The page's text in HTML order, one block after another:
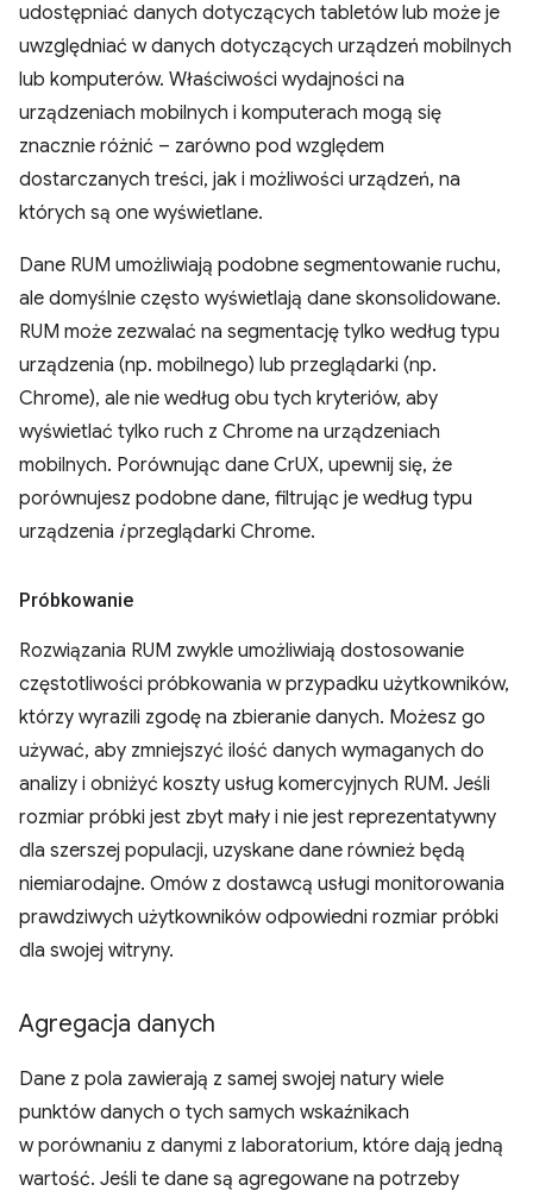
udostępniać danych dotyczących tabletów lub może je
uwzględniać w danych dotyczących urządzeń mobilnych
lub komputerów. Właściwości wydajności na
urządzeniach mobilnych i komputerach mogą się
znacznie różnić – zarówno pod względem
dostarczanych treści, jak i możliwości urządzeń, na
których są one wyświetlane.
Dane RUM umożliwiają podobne segmentowanie ruchu,
ale domyślnie często wyświetlają dane skonsolidowane.
RUM może zezwalać na segmentację tylko według typu
urządzenia (np. mobilnego) lub przeglądarki (np.
Chrome), ale nie według obu tych kryteriów, aby
wyświetlać tylko ruch z Chrome na urządzeniach
mobilnych. Porównując dane CrUX, upewnij się, że
porównujesz podobne dane, filtrując je według typu
urządzenia iprzeglądarki Chrome.
Próbkowanie
Rozwiązania RUM zwykle umożliwiają dostosowanie
częstotliwości próbkowania w przypadku użytkowników,
którzy wyrazili zgodę na zbieranie danych. Możesz go
używać, aby zmniejszyć ilość danych wymaganych do
analizy i obniżyć koszty usług komercyjnych RUM. Jeśli
rozmiar próbki jest zbyt mały i nie jest reprezentatywny
dla szerszej populacji, uzyskane dane również będą
niemiarodajne. Omów z dostawcą usługi monitorowania
prawdziwych użytkowników odpowiedni rozmiar próbki
dla swojej witryny.
Agregacja danych
Dane z pola zawierają z samej swojej natury wiele
punktów danych o tych samych wskaźnikach
w porównaniu z danymi z laboratorium, które dają jedną
wartość. Jeśli te dane są agregowane na potrzeby